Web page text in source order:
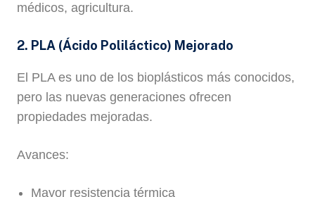
médicos, agricultura.
2. PLA (Ácido Poliláctico) Mejorado
El PLA es uno de los bioplásticos más conocidos,
pero las nuevas generaciones ofrecen
propiedades mejoradas.
Avances:
Mayor resistencia térmica